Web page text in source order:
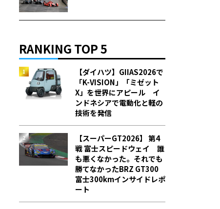
RANKING TOP 5
【ダイハツ】GIIAS2026で
「K-VISION」「ミゼット
X」を世界にアピール イ
ンドネシアで電動化と軽の
技術を発信
【スーパーGT2026】 第4
戦 富士スピードウェイ 誰
も悪くなかった。それでも
勝てなかった――BRZ GT300
富士300kmインサイドレポ
ート